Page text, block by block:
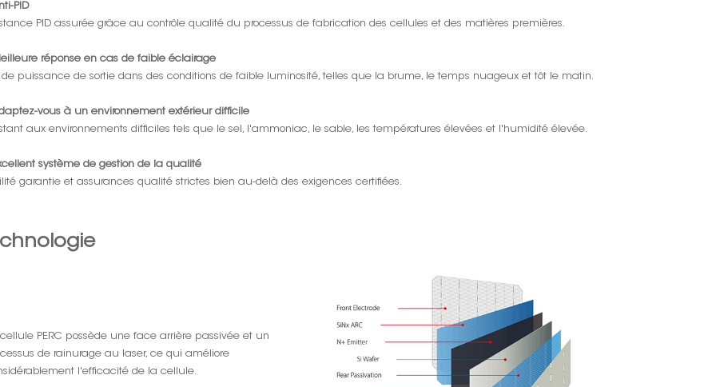
PID
PID assurée grâce au contrôle qualité du processus de fabrication des cellules et des matières premières.
réponse en cas de faible éclairage
de puissance de sortie dans des conditions de faible luminosité, telles que la brume, le temps nuageux et tôt le matin.
vous à un environnement extérieur difficile
aux environnements difficiles tels que le sel, l'ammoniac, le sable, les températures élevées et l'humidité élevée.
système de gestion de la qualité
garantie et assurances qualité strictes bien au-delà des exigences certifiées.
PERC possède une face arrière passivée et un
de rainurage au laser, ce qui améliore
l'efficacité de la cellule.